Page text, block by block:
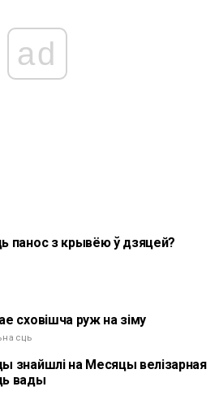
ad
панос з крывёю ў дзяцей?
сховішча руж на зіму
знайшлі на Месяцы велізарная
вады